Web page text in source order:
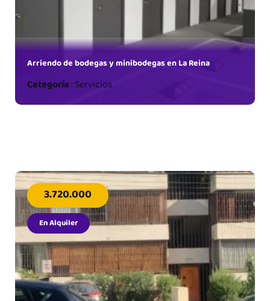
Arriendo de bodegas y minibodegas en La Reina
Categoría:Servicios
3.720.000
En Alquiler